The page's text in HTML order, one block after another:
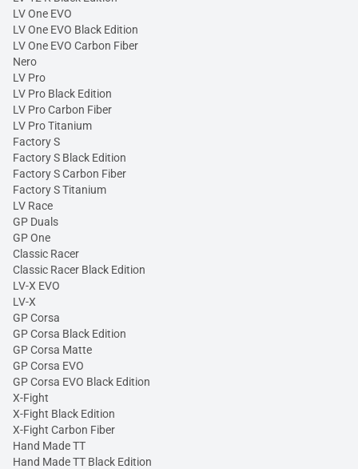
LV One EVO
LV One EVO Black Edition
LV One EVO Carbon Fiber
Nero
LV Pro
LV Pro Black Edition
LV Pro Carbon Fiber
LV Pro Titanium
Factory S
Factory S Black Edition
Factory S Carbon Fiber
Factory S Titanium
LV Race
GP Duals
GP One
Classic Racer
Classic Racer Black Edition
LV-X EVO
LV-X
GP Corsa
GP Corsa Black Edition
GP Corsa Matte
GP Corsa EVO
GP Corsa EVO Black Edition
X-Fight
X-Fight Black Edition
X-Fight Carbon Fiber
Hand Made TT
Hand Made TT Black Edition